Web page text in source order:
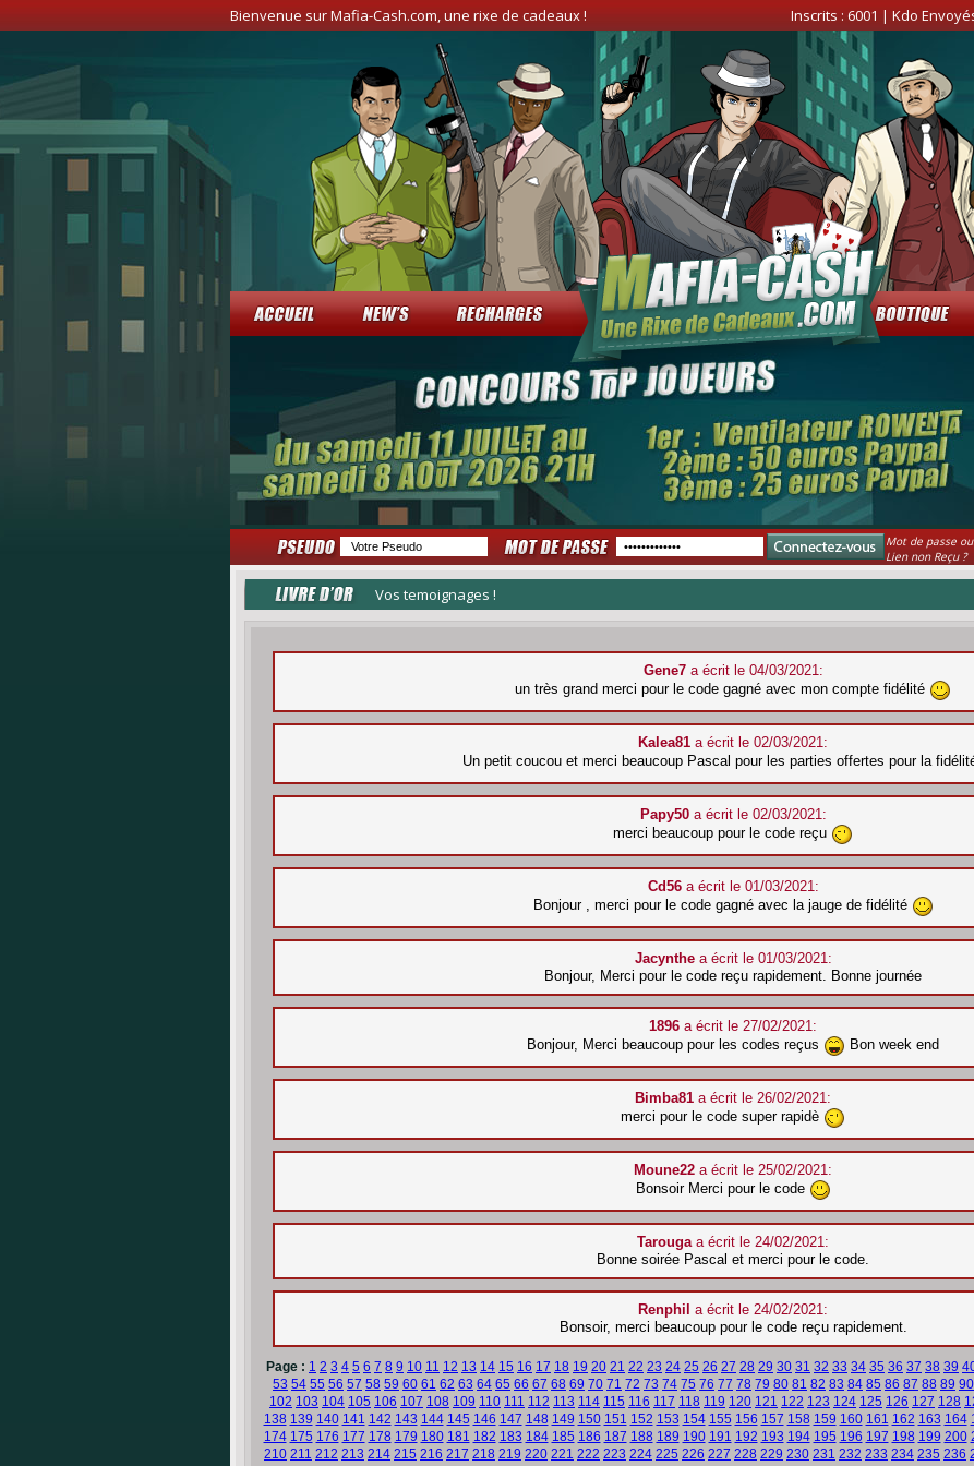
Bienvenue sur Mafia-Cash.com, une rixe de cadeaux ! Inscrits : 6001 | Kdo
Mot de passe
Lien non Reçu ?
Vos temoignages !
Gene7a écrit le 04/03/2021:
un très grand merci pour le code gagné avec mon compte fidélité
Kalea81 a écrit le 02/03/2021:
Un petit coucou et merci beaucoup Pascal pour les parties offertes pour la
Papy50a écrit le 02/03/2021:
merci beaucoup pour le code reçu
Cd56a écrit le 01/03/2021:
Bonjour , merci pour le code gagné avec la jauge de fidélité
Jacynthea écrit le 01/03/2021:
Bonjour, Merci pour le code reçu rapidement. Bonne journée
1896 a écrit le 27/02/2021:
Bonjour, Merci beaucoup pour les codes reçus
Bon week end
Bimba81 a écrit le 26/02/2021:
merci pour le code super rapidè
Moune22 a écrit le 25/02/2021:
Bonsoir Merci pour le code
Tarougaa écrit le 24/02/2021:
Bonne soirée Pascal et merci pour le code.
Renphil a écrit le 24/02/2021:
Bonsoir, merci beaucoup pour le code reçu rapidement.
Page : 1 2 3 4 5 6 7 8 9 10 11 12 13 14 15 16 17 18 19 20 21 22 23 24 25 26 27 28 29 30 31 32 33 34 35 36 37 38 39
53 54 55 56 57 58 59 60 61 62 63 64 65 66 67 68 69 70 71 72 73 74 75 76 77 78 79 80 81 82 83 84 85 86 87 88 89 90
102 103 104 105 106 107 108 109 110 111 112 113 114 115 116 117 118 119 120 121 122 123 124 125 126 127 128
138 139 140 141 142 143 144 145 146 147 148 149 150 151 152 153 154 155 156 157 158 159 160 161 162 163 164
174 175 176 177 178 179 180 181 182 183 184 185 186 187 188 189 190 191 192 193 194 195 196 197 198 199 200
210 211 212 213 214 215 216 217 218 219 220 221 222 223 224 225 226 227 228 229 230 231 232 233 234 235 236